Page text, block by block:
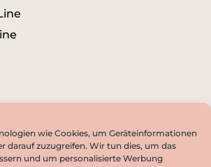
wie Cookies, um Geräteinformationen
darauf zuzugreifen. Wir tun dies, um das
und um personalisierte Werbung
ABONNIEREN